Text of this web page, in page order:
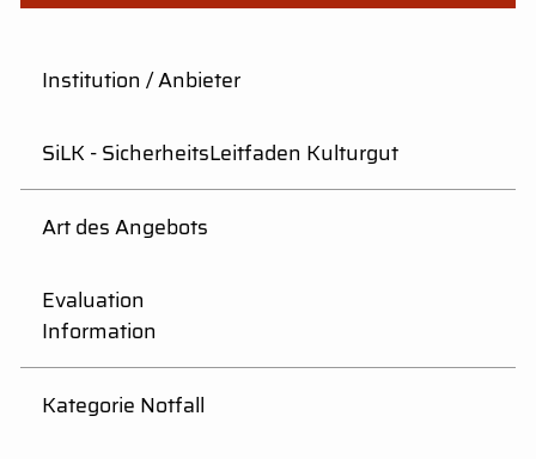
Institution / Anbieter
SiLK - SicherheitsLeitfaden Kulturgut
Art des Angebots
Evaluation
Information
Kategorie Notfall